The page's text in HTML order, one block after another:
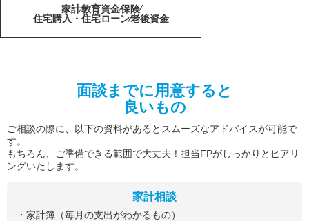
家計教育資金保険
住宅購入・住宅ローン老後資金
面談までに用意すると
良いもの
ご相談の際に、以下の資料があるとスムーズなアドバイスが可能で
す。
もちろん、ご準備できる範囲で大丈夫！担当FPがしっかりとヒアリ
ングいたします。
家計相談
・家計簿（毎月の支出がわかるもの）